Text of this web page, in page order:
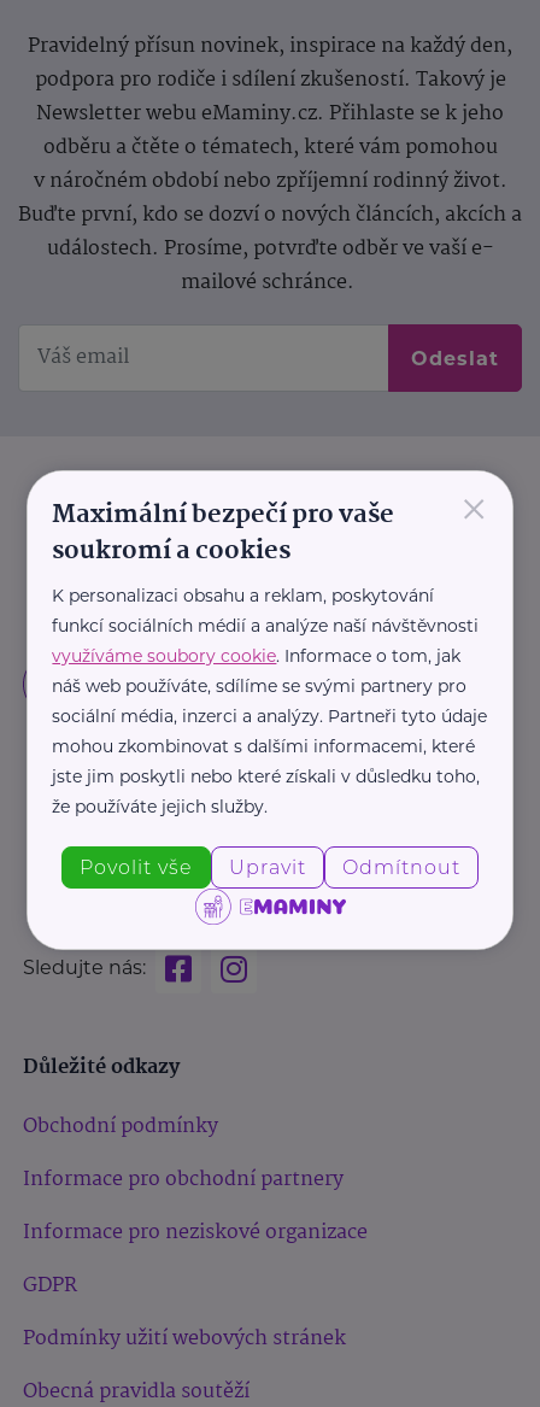
Pravidelný přísun novinek, inspirace na každý den,
podpora pro rodiče i sdílení zkušeností. Takový je
Newsletter webu eMaminy.cz. Přihlaste se k jeho
odběru a čtěte o tématech, které vám pomohou
v náročném období nebo zpříjemní rodinný život.
Buďte první, kdo se dozví o nových článcích, akcích a
událostech. Prosíme, potvrďte odběr ve vaší e-
mailové schránce.
Odeslat
Sledujte nás:
Důležité odkazy
Obchodní podmínky
Informace pro obchodní partnery
Informace pro neziskové organizace
GDPR
Podmínky užití webových stránek
Obecná pravidla soutěží
×
Maximální bezpečí pro vaše
soukromí a cookies
K personalizaci obsahu a reklam, poskytování
funkcí sociálních médií a analýze naší návštěvnosti
využíváme soubory cookie. Informace o tom, jak
náš web používáte, sdílíme se svými partnery pro
sociální média, inzerci a analýzy. Partneři tyto údaje
mohou zkombinovat s dalšími informacemi, které
jste jim poskytli nebo které získali v důsledku toho,
že používáte jejich služby.
Povolit vše Upravit Odmítnout